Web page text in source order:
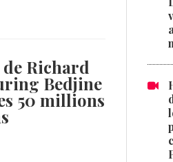
Richard
Bedjine
50 millions